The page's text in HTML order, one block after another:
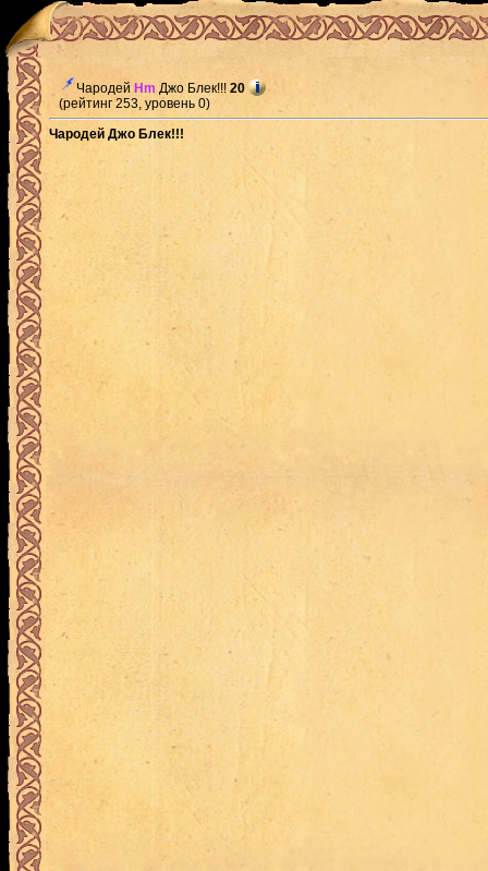
Чародей Hm Джо Блек!!! 20
(рейтинг 253, уровень 0)
Чародей Джо Блек!!!